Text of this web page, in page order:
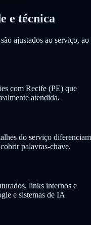
e técnica
ajustados ao serviço, ao
com Recife (PE) que
atendida.
do serviço diferenciam
palavras-chave.
links internos e
e sistemas de IA